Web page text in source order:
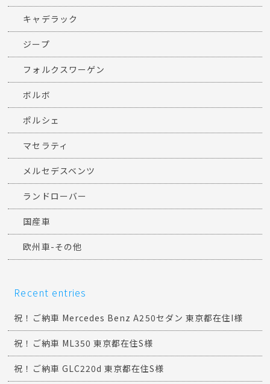
キャデラック
ジープ
フォルクスワーゲン
ボルボ
ポルシェ
マセラティ
メルセデスベンツ
ランドローバー
国産車
欧州車-その他
Recent entries
祝！ご納車 Mercedes Benz A250セダン 東京都在住I様
祝！ご納車 ML350 東京都在住S様
祝！ご納車 GLC220d 東京都在住S様